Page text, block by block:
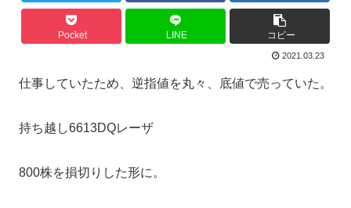
Pocket LINE コピー
2021.03.23
仕事していたため、逆指値を丸々、底値で売っていた。
持ち越し6613DQレーザ
800株を損切りした形に。